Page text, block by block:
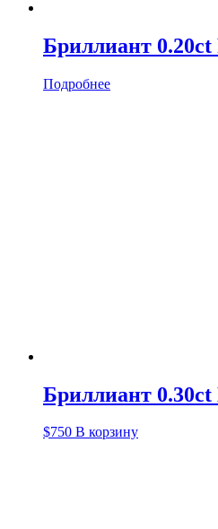
Бриллиант
Подробнее
Бриллиант 0.30ct
$750 В корзину